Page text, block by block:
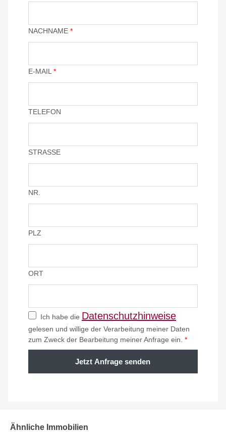
NACHNAME *
E-MAIL *
TELEFON
STRASSE
NR.
PLZ
ORT
Ich habe die Datenschutzhinweise
gelesen und willige der Verarbeitung meiner Daten
zum Zweck der Bearbeitung meiner Anfrage ein. *
Jetzt Anfrage senden
Ähnliche Immobilien